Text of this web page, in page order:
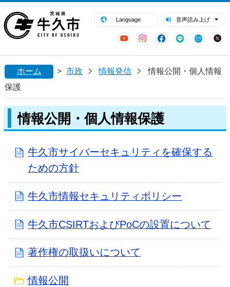
Language 音声読み上げ
YouTubeInstagram
Facebook
LINE Mail
閉じる
ホーム > 市政 情報発信
情報公開・個人情報
保護
情報公開・個人情報保護
牛久市サイバーセキュリティを確保する
ための方針
牛久市情報セキュリティポリシー
牛久市CSIRTおよびPoCの設置について
著作権の取扱いについて
情報公開